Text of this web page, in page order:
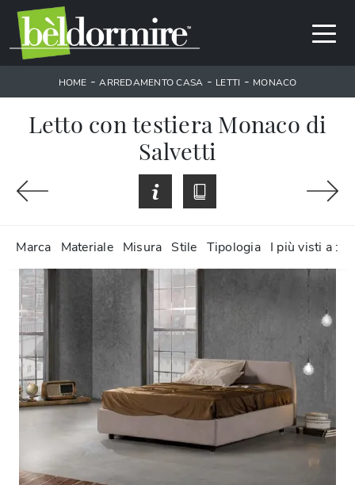
HOME -ARREDAMENTO CASA - LETTI - MONACO
Letto con testiera Monaco di
Salvetti
Marca Materiale Misura Stile Tipologia I più visti a :